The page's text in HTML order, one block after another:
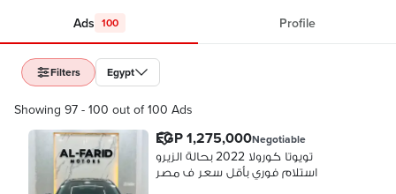
Ads 100 Profile
Filters Egypt
Showing 97 - 100 out of 100 Ads
EGP 1,275,000Negotiable
تويوتا كورولا 2022 بحالة الزيرو
استلام فوري بأقل سعر ف مصر